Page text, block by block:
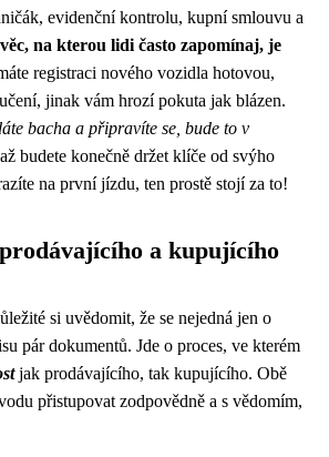
evidenční kontrolu, kupní smlouvu a
na kterou lidi často zapomínaj, je
registraci nového vozidla hotovou,
jinak vám hrozí pokuta jak blázen.
bacha a připravíte se, bude to v
budete konečně držet klíče od svýho
na první jízdu, ten prostě stojí za to!
a kupujícího
si uvědomit, že se nejedná jen o
pár dokumentů. Jde o proces, ve kterém
jak prodávajícího, tak kupujícího. Obě
přistupovat zodpovědně a s vědomím,